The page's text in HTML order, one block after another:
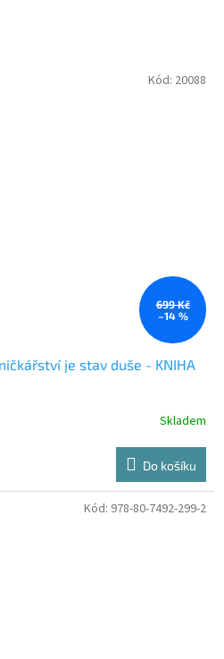
699 Kč
–14 %
je stav duše - KNIHA
Skladem
Do košíku
Kód: 20088
Kód: 978-80-7492-299-2